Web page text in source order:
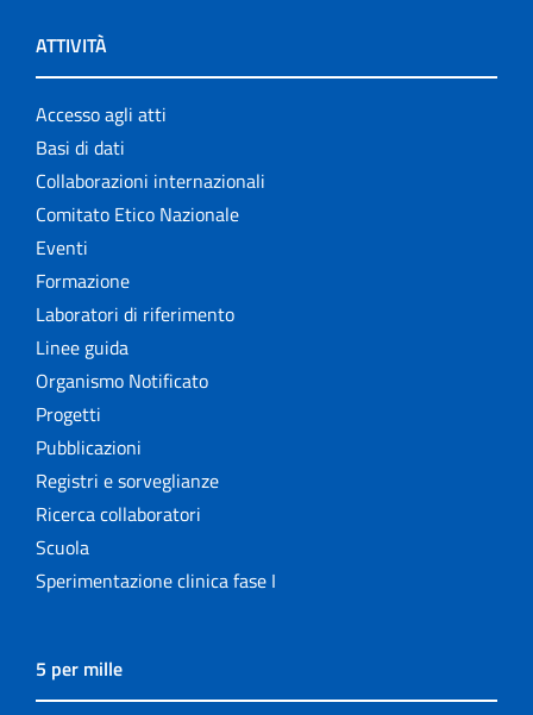
ATTIVITÀ
Accesso agli atti
Basi di dati
Collaborazioni internazionali
Comitato Etico Nazionale
Eventi
Formazione
Laboratori di riferimento
Linee guida
Organismo Notificato
Progetti
Pubblicazioni
Registri e sorveglianze
Ricerca collaboratori
Scuola
Sperimentazione clinica fase I
5 per mille